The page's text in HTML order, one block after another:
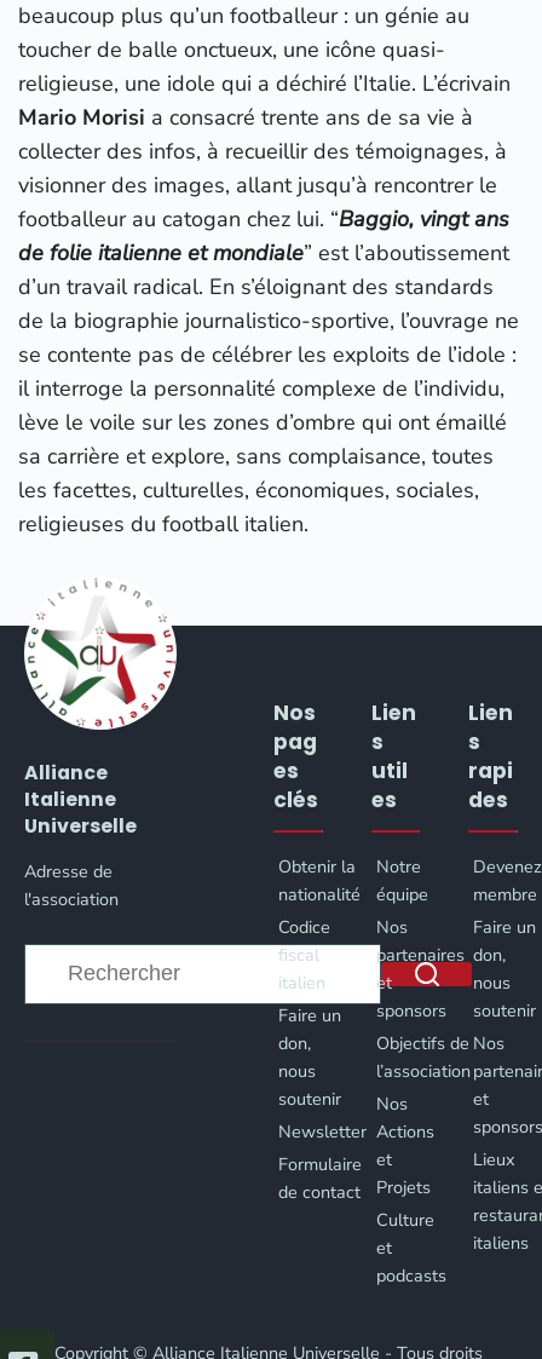
beaucoup plus qu’un footballeur : un génie au
toucher de balle onctueux, une icône quasi-
religieuse, une idole qui a déchiré l’Italie. L’écrivain
Mario Morisi a consacré trente ans de sa vie à
collecter des infos, à recueillir des témoignages, à
visionner des images, allant jusqu’à rencontrer le
footballeur au catogan chez lui. “Baggio, vingt ans
de folie italienne et mondiale” est l’aboutissement
d’un travail radical. En s’éloignant des standards
de la biographie journalistico-sportive, l’ouvrage ne
se contente pas de célébrer les exploits de l’idole :
il interroge la personnalité complexe de l’individu,
lève le voile sur les zones d’ombre qui ont émaillé
sa carrière et explore, sans complaisance, toutes
les facettes, culturelles, économiques, sociales,
religieuses du football italien.
Alliance
Italienne
Universelle
Adresse de
l'association
résultat
Nos
pag
es
clés
Obtenir la
nationalité
Codice
fiscal
italien
Faire un
don,
nous
soutenir
Newsletter
Formulaire
de contact
Lien
s
util
es
Notre
équipe
Nos
partenaires
et
sponsors
Objectifs de
l’association
Nos
Actions
et
Projets
Culture
et
podcasts
Lien
s
rapi
des
Devenez
membre
Faire un
don,
nous
soutenir
Nos
et
Lieux
italiens
italiens
Copyright © Alliance Italienne Universelle - Tous droits